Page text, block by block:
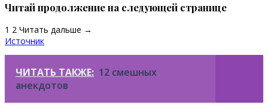
Читай продолжение на следующей странице
1 2 Читать дальше →
Источник
ЧИТАТЬ ТАКЖЕ: 12 смешных
анекдотов